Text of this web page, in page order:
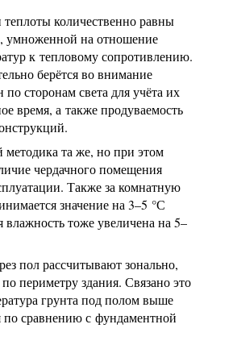
теплоты количественно равны
умноженной на отношение
к тепловому сопротивлению.
берётся во внимание
по сторонам света для учёта их
время, а также продуваемость
та же, но при этом
чердачного помещения
Также за комнатную
значение на 3–5 °С
влажность тоже увеличена на 5–
пол рассчитывают зонально,
периметру здания. Связано это
грунта под полом выше
по сравнению с фундаментной